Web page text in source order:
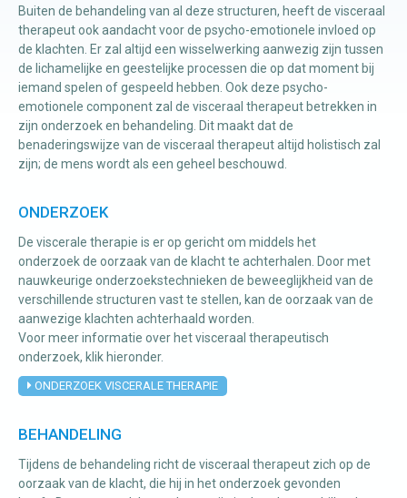
Buiten de behandeling van al deze structuren, heeft de visceraal
therapeut ook aandacht voor de psycho-emotionele invloed op
de klachten. Er zal altijd een wisselwerking aanwezig zijn tussen
de lichamelijke en geestelijke processen die op dat moment bij
iemand spelen of gespeeld hebben. Ook deze psycho-
emotionele component zal de visceraal therapeut betrekken in
zijn onderzoek en behandeling. Dit maakt dat de
benaderingswijze van de visceraal therapeut altijd holistisch zal
zijn; de mens wordt als een geheel beschouwd.
ONDERZOEK
De viscerale therapie is er op gericht om middels het
onderzoek de oorzaak van de klacht te achterhalen. Door met
nauwkeurige onderzoekstechnieken de beweeglijkheid van de
verschillende structuren vast te stellen, kan de oorzaak van de
aanwezige klachten achterhaald worden.
Voor meer informatie over het visceraal therapeutisch
onderzoek, klik hieronder.
ONDERZOEK VISCERALE THERAPIE
BEHANDELING
Tijdens de behandeling richt de visceraal therapeut zich op de
oorzaak van de klacht, die hij in het onderzoek gevonden